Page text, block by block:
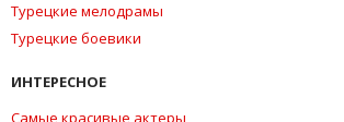
Турецкие мелодрамы
Турецкие боевики
ИНТЕРЕСНОЕ
Самые красивые актеры